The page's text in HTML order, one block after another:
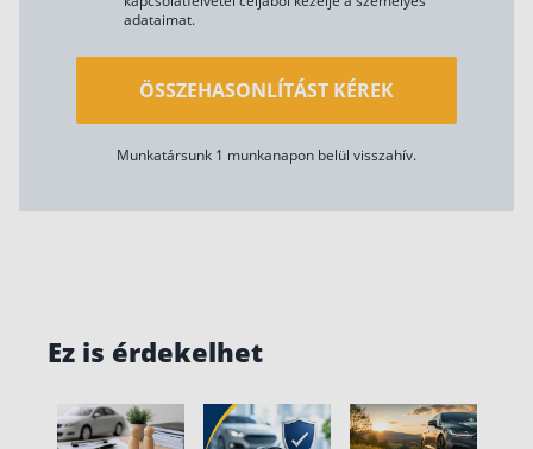
adataimat.
ÖSSZEHASONLÍTÁST KÉREK
Munkatársunk 1 munkanapon belül visszahív.
Ez is érdekelhet